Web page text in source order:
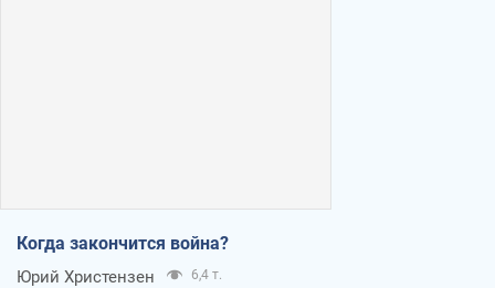
Когда закончится война?
Юрий Христензен 6,4 т.